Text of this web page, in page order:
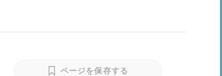
ページを保存する